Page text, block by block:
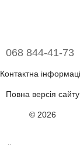
068 844-41-73
Контактна
Повна версія сайту
© 2026